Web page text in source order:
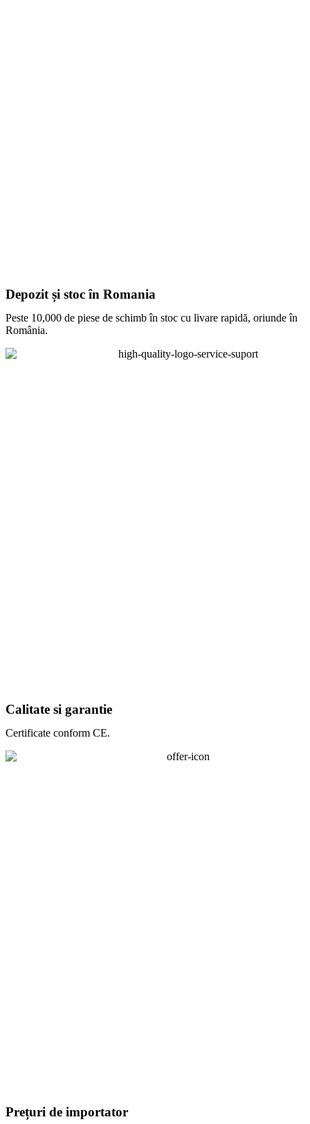
Depozit și stoc în Romania
Peste 10,000 de piese de schimb în stoc cu livare rapidă, oriunde în
România.
Calitate si garantie
Certificate conform CE.
Prețuri de importator